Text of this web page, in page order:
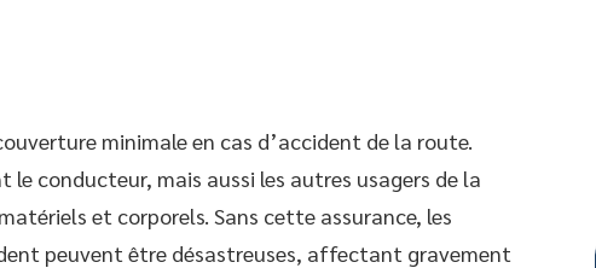
minimale en cas d’accident de la route.
le conducteur, mais aussi les autres usagers de la
et corporels. Sans cette assurance, les
peuvent être désastreuses, affectant gravement